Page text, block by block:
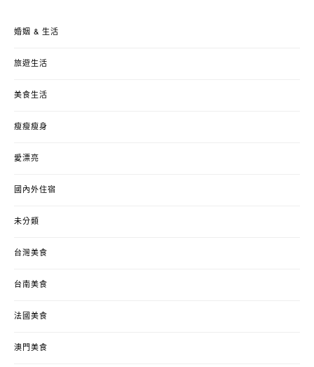
婚姻 & 生活
旅遊生活
美食生活
瘦瘦瘦身
愛漂亮
國內外住宿
未分類
台灣美食
台南美食
法國美食
澳門美食